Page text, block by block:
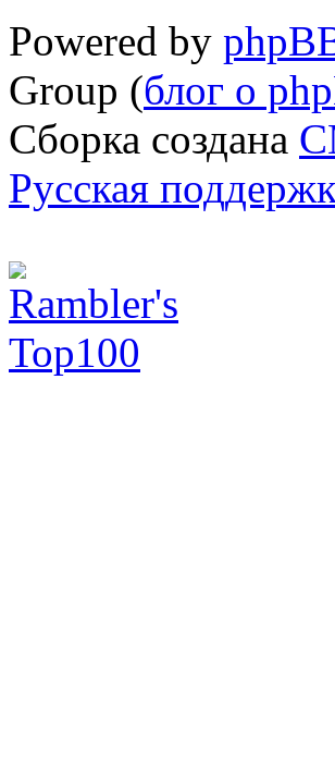
Powered by
Group (блог о
Сборка создана
Русская